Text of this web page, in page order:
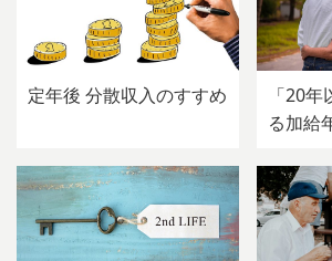
定年後 分散収入のすすめ
「20
る加給